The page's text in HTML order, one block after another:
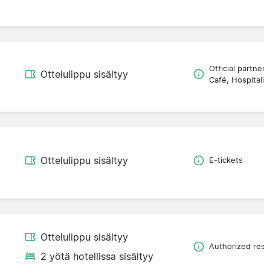
Ottelulippu sisältyy
Official
Café,
Ottelulippu sisältyy E-tickets
Ottelulippu sisältyy
2 yötä hotellissa sisältyy
Authorized